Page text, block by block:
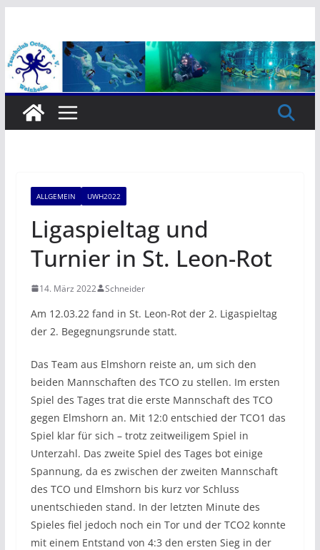
springen
ALLGEMEIN UWH2022
Ligaspieltag und
Turnier in St. Leon-Rot
14. März 2022 Schneider
Am 12.03.22 fand in St. Leon-Rot der 2. Ligaspieltag
der 2. Begegnungsrunde statt.
Das Team aus Elmshorn reiste an, um sich den
beiden Mannschaften des TCO zu stellen. Im ersten
Spiel des Tages trat die erste Mannschaft des TCO
gegen Elmshorn an. Mit 12:0 entschied der TCO1 das
Spiel klar für sich – trotz zeitweiligem Spiel in
Unterzahl. Das zweite Spiel des Tages bot einige
Spannung, da es zwischen der zweiten Mannschaft
des TCO und Elmshorn bis kurz vor Schluss
unentschieden stand. In der letzten Minute des
Spieles fiel jedoch noch ein Tor und der TCO2 konnte
mit einem Entstand von 4:3 den ersten Sieg in der